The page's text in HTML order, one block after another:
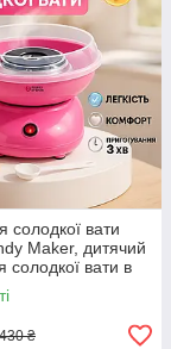
солодкої вати
Maker, дитячий
солодкої вати в
OT-47
₴